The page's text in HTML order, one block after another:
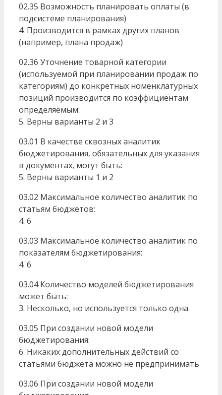
02.35 Возможность планировать оплаты (в
подсистеме планирования)
4. Производится в рамках других планов
(например, плана продаж)
02.36 Уточнение товарной категории
(используемой при планировании продаж по
категориям) до конкретных номенклатурных
позиций производится по коэффициентам
определяемым:
5. Верны варианты 2 и 3
03.01 В качестве сквозных аналитик
бюджетирования, обязательных для указания
в документах, могут быть:
5. Верны варианты 1 и 2
03.02 Максимальное количество аналитик по
статьям бюджетов:
4. 6
03.03 Максимальное количество аналитик по
показателям бюджетирования:
4. 6
03.04 Количество моделей бюджетирования
может быть:
3. Несколько, но используется только одна
03.05 При создании новой модели
бюджетирования:
6. Никаких дополнительных действий со
статьями бюджета можно не предпринимать
03.06 При создании новой модели